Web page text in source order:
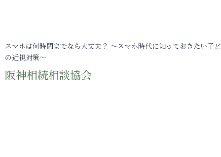
スマホは何時間までなら大丈夫？ ～スマホ時代に知っておきたい子
の近視対策～
阪神相続相談協会